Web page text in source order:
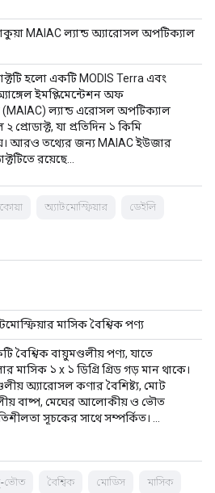
MAIAC ল্যান্ড অ্যারোসল অপটিক্যাল
হলো একটি MODIS Terra এবং
ইমপ্লিমেন্টেশন অফ
ল্যান্ড এরোসল অপটিক্যাল
প্রোডাক্ট, যা প্রতিদিন ১ কিমি
আরও তথ্যের জন্য MAIAC ইউজার
রয়েছে…
অ্যাটমোস্ফিয়ার ডেইলি
মাসিক বৈশ্বিক পণ্য
বৈশ্বিক বায়ুমণ্ডলীয় পণ্য, যাতে
মাসিক ১ x ১ ডিগ্রি গ্রিড গড় মান থাকে।
অ্যারোসল কণার বৈশিষ্ট্য, মোট
বাষ্প, মেঘের আলোকীয় ও ভৌত
সূচকের সাথে সম্পর্কিত। …
ভৌত বৈশ্বিক মোডিস মাসিক